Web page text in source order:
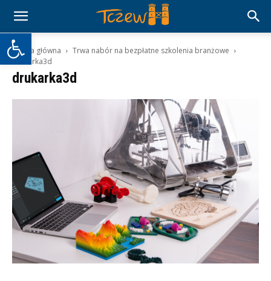
Otwórz pasek narzędzi
Strona główna
Trwa nabór na bezpłatne szkolenia branżowe
drukarka3d
drukarka3d